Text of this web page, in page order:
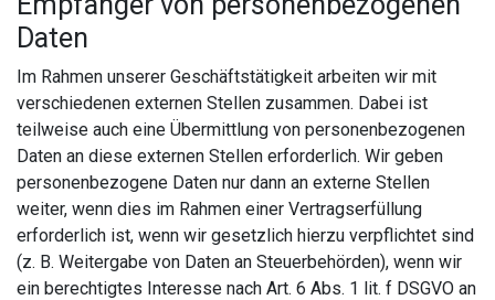
Daten
Im Rahmen unserer Geschäftstätigkeit arbeiten wir mit
verschiedenen externen Stellen zusammen. Dabei ist
teilweise auch eine Übermittlung von personenbezogenen
Daten an diese externen Stellen erforderlich. Wir geben
personenbezogene Daten nur dann an externe Stellen
weiter, wenn dies im Rahmen einer Vertragserfüllung
erforderlich ist, wenn wir gesetzlich hierzu verpflichtet sind
(z. B. Weitergabe von Daten an Steuerbehörden), wenn wir
ein berechtigtes Interesse nach Art. 6 Abs. 1 lit. f DSGVO an